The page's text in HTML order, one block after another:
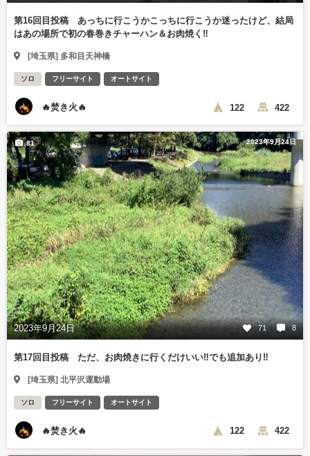
第16回目投稿 あっちに行こうかこっちに行こうか迷ったけど、結局
はあの場所で初の春巻きチャーハン＆お肉焼く‼️
[埼玉県] 多和目天神橋
ソロ フリーサイト オートサイト
🔥焚き火🔥 122 422
2023年9月24日
2023年9月24日 71 8
81
第17回目投稿 ただ、お肉焼きに行くだけいい‼️でも追加あり‼️
[埼玉県] 北平沢運動場
ソロ フリーサイト オートサイト
🔥焚き火🔥 122 422